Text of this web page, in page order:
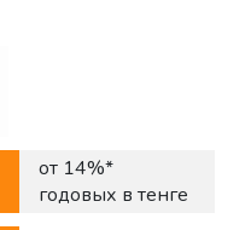
от 14%*
годовых в тенге